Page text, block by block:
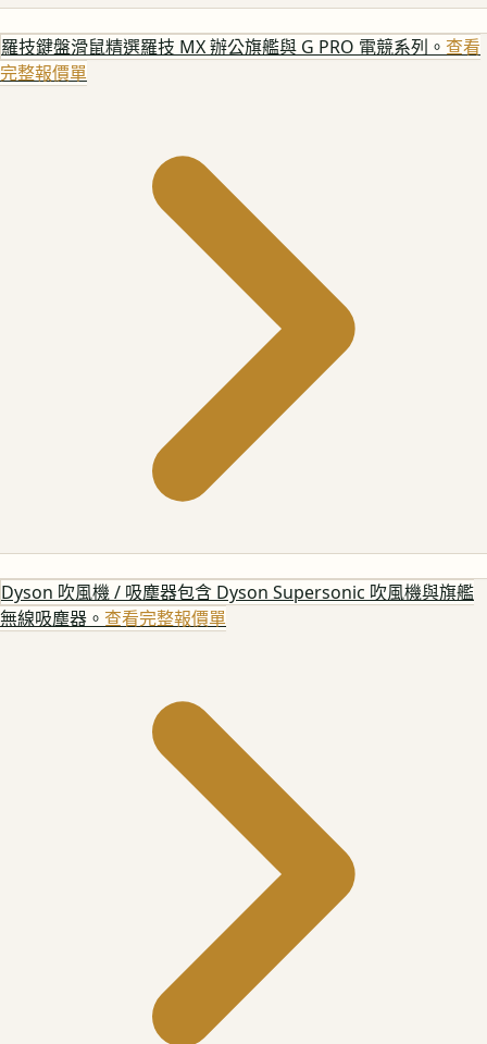
羅技鍵盤滑鼠精選羅技 MX 辦公旗艦與 G PRO 電競系列。 查看
完整報價單
Dyson 吹風機 / 吸塵器包含 Dyson Supersonic 吹風機與旗艦
無線吸塵器。 查看完整報價單